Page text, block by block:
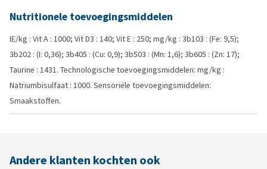
Nutritionele toevoegingsmiddelen
IE/kg : Vit A : 1000; Vit D3 : 140; Vit E : 250; mg/kg : 3b103 : (Fe: 9,5);
3b202 : (I: 0,36); 3b405 : (Cu: 0,9); 3b503 : (Mn: 1,6); 3b605 : (Zn: 17);
Taurine : 1431. Technologische toevoegingsmiddelen: mg/kg :
Natriumbisulfaat : 1000. Sensoriële toevoegingsmiddelen:
Smaakstoffen.
Andere klanten kochten ook